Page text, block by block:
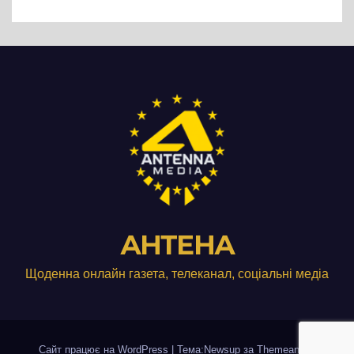
АНТЕНА
Щоденна онлайн газета, телеканал, соціальні медіа
Сайт працює на WordPress Тема:Newsup за Themeansar